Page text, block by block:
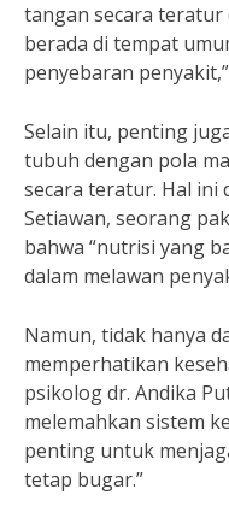
tangan secara
berada di tempat
penyebaran
Selain itu, penting
tubuh dengan pola
secara teratur. Hal ini
Setiawan, seorang
bahwa “nutrisi yang
dalam melawan
Namun, tidak hanya
memperhatikan
psikolog dr. Andika
melemahkan sistem
penting untuk
tetap bugar.”